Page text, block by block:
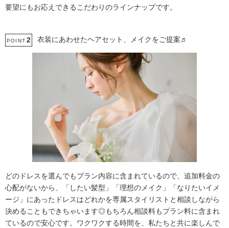
要望にもお応えできるこだわりのラインナップです。
POINT 2 衣装にあわせたヘアセット、メイクをご提案♬
どのドレスを選んでもプラン内容に含まれているので、追加料金の
心配がないから、「したい髪型」「理想のメイク」「なりたいイメ
ージ」にあったドレスはどれかを専属スタイリストと相談しながら
決めることもできちゃいます◎もちろん相談料もプラン料に含まれ
ているので安心です。ワクワクする時間を、私たちと共に楽しんで